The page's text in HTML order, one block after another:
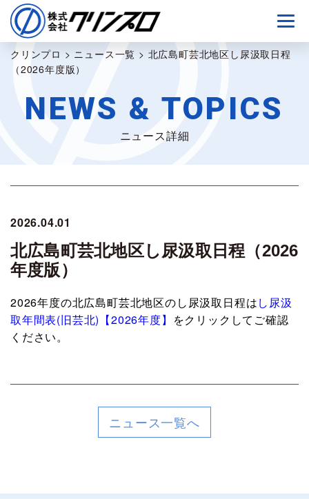
クリンプロ > ニュース一覧 > 北広島町芸北地区し尿汲取日程
（2026年度版）
NEWS & TOPICS
ニュース詳細
2026.04.01
北広島町芸北地区し尿汲取日程（2026
年度版）
2026年度の北広島町芸北地区のし尿汲取日程はし尿汲
取年間表(旧芸北)【2026年度】 をクリックしてご確認
ください。
ニュース一覧へ